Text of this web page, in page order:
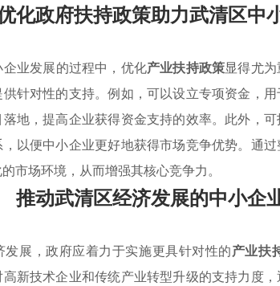
化政府扶持政策助力武清区中
企业发展的过程中，优化产业扶持政策显得尤
针对性的支持。例如，可以设立专项资金，
地，提高企业获得资金支持的效率。此外，
以便中小企业更好地获得市场竞争优势。通
市场环境，从而增强其核心竞争力。
推动武清区经济发展的中小企
发展，政府应着力于实施更具针对性的产业扶
新技术企业和传统产业转型升级的支持力度